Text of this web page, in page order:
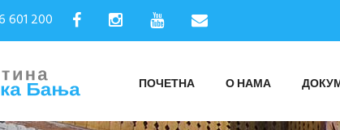
601 200
ПОЧЕТНА О НАМА